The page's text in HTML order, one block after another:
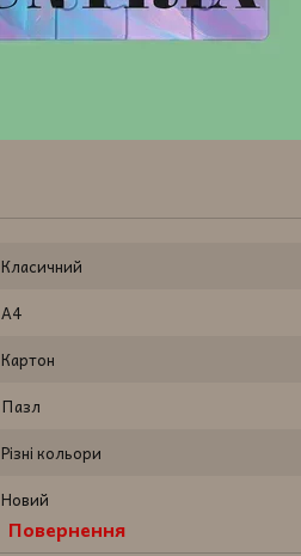
Класичний
A4
Картон
Пазл
Різні кольори
Новий
Повернення